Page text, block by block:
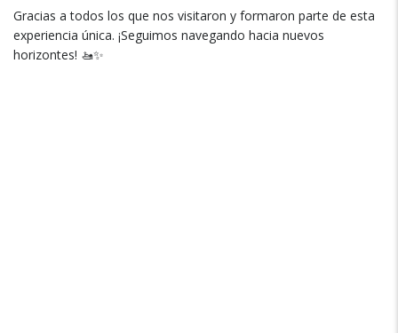
Gracias a todos los que nos visitaron y formaron parte de esta
experiencia única. ¡Seguimos navegando hacia nuevos
horizontes! 🚤✨